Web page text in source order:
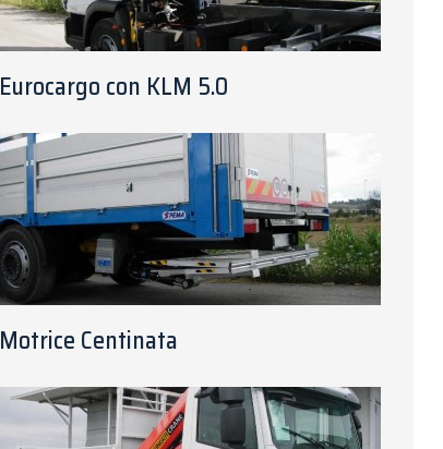
Eurocargo con KLM 5.0
Motrice Centinata